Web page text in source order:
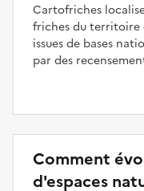
Cartofriches
friches du territoire
issues de bases
par des
Comment
d'espaces